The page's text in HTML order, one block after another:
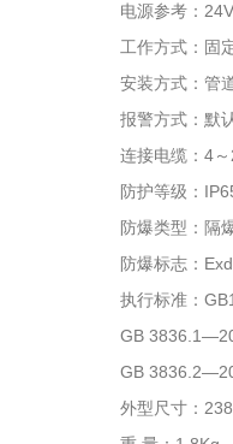
电源参考：
工作方式：固
安装方式：管
报警方式：默
连接电缆：4
防护等级：
防爆类型：隔
防爆标志：
执行标准：
GB
GB
外型尺寸：